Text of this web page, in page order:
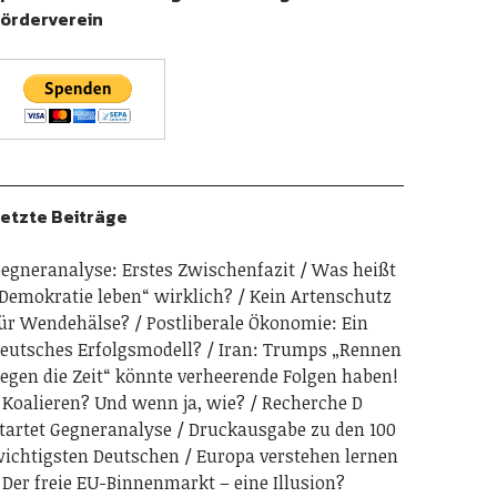
Beiträge
Erstes Zwischenfazit
Was heißt
leben“ wirklich?
Kein Artenschutz
Wendehälse?
Postliberale Ökonomie: Ein
Erfolgsmodell?
Iran: Trumps „Rennen
die Zeit“ könnte verheerende Folgen haben!
Koalieren? Und wenn ja, wie?
Recherche D
Gegneranalyse
Druckausgabe zu den 100
Deutschen
Europa verstehen lernen
Der freie EU-Binnenmarkt – eine Illusion?